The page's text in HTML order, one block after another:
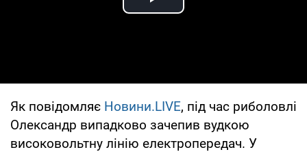
Play Video
Як повідомляє Новини.LIVE, під час риболовлі
Олександр випадково зачепив вудкою
високовольтну лінію електропередач. У